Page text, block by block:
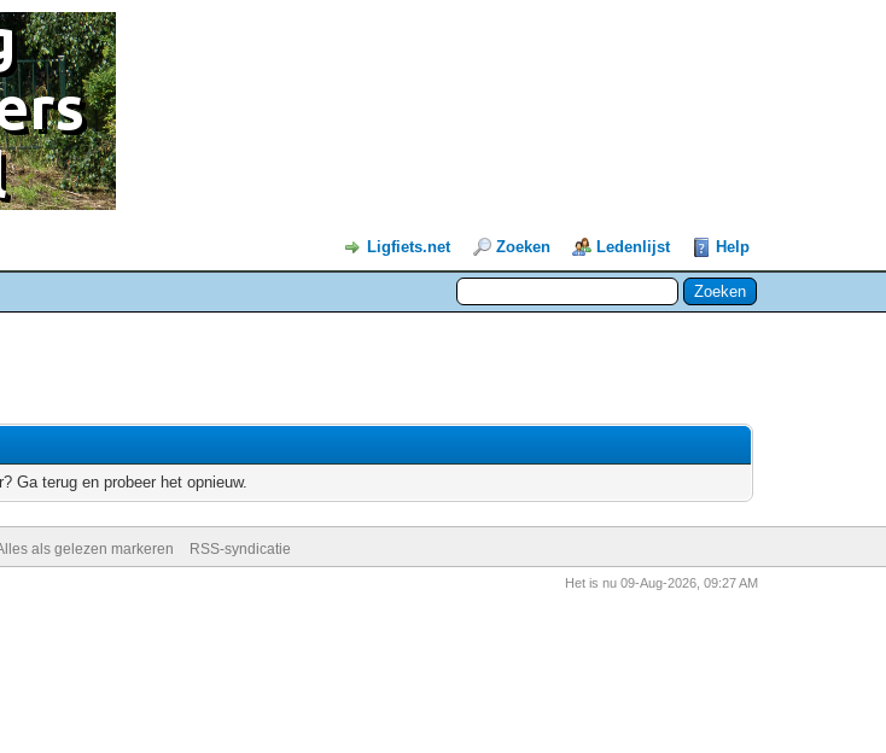
Ligfiets.net Zoeken Ledenlijst Help
Ga terug en probeer het opnieuw.
als gelezen markeren RSS-syndicatie
Het is nu 09-Aug-2026, 09:27 AM